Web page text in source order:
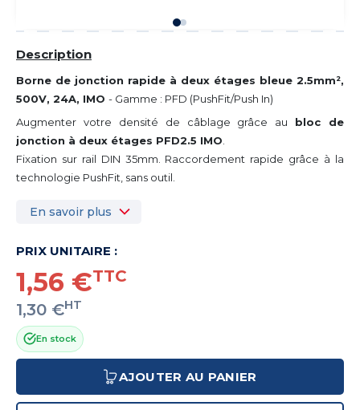
Description
Borne de jonction rapide à deux étages bleue 2.5mm²,
500V, 24A, IMO - Gamme : PFD (PushFit/Push In)
Augmenter votre densité de câblage grâce au bloc de
jonction à deux étages PFD2.5 IMO
Fixation sur rail DIN 35mm. Raccordement rapide grâce à la
technologie PushFit, sans outil.
En savoir plus
PRIX UNITAIRE :
1,56 €TTC
1,30 €HT
En stock
AJOUTER AU PANIER